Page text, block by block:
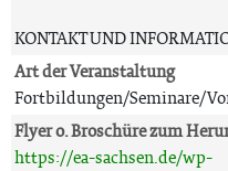
KONTAKT UND
Art der Veranstaltung
Fortbildungen/Seminare/
Flyer o. Broschüre zum
https://ea-sachsen.de/wp-